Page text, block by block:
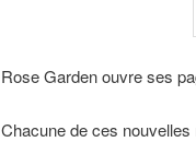
Rose Garden ouvre ses
Chacune de ces